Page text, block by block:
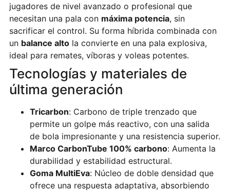
jugadores de nivel avanzado o profesional que
necesitan una pala con máxima potencia, sin
sacrificar el control. Su forma híbrida combinada con
un balance altola convierte en una pala explosiva,
ideal para remates, víboras y voleas potentes.
Tecnologías y materiales de
última generación
Tricarbon: Carbono de triple trenzado que
permite un golpe más reactivo, con una salida
de bola impresionante y una resistencia superior.
Marco CarbonTube 100% carbono: Aumenta la
durabilidad y estabilidad estructural.
Goma MultiEva: Núcleo de doble densidad que
ofrece una respuesta adaptativa, absorbiendo